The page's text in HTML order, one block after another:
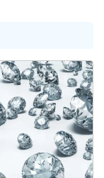
Sauvez la jambe de Yohan
Torah-Box Music
29 personnes viennent de demander une bénédiction